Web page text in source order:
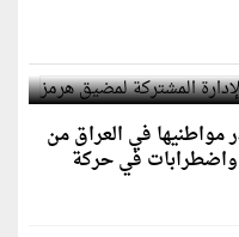
المشتركة
في العراق من
في حركة